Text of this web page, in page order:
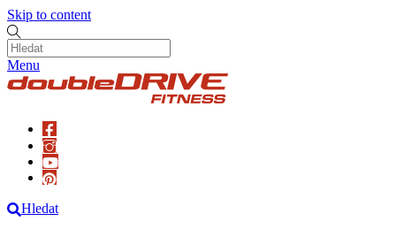
Skip to content
Menu
Hledat